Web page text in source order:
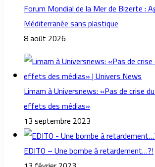
Forum Mondial de la Mer de Bizerte :
Méditerranée sans plastique
8 août 2026
Limam à Universnews: «Pas de crise
effets des médias»
13 septembre 2023
EDITO – Une bombe à retardement…?!